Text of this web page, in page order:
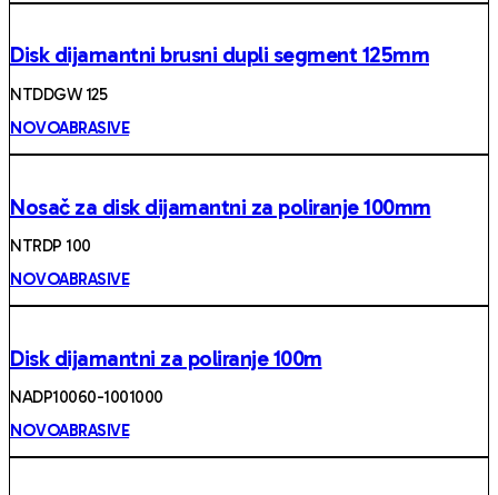
Disk dijamantni brusni dupli segment 125mm
NTDDGW 125
NOVOABRASIVE
Nosač za disk dijamantni za poliranje 100mm
NTRDP 100
NOVOABRASIVE
Disk dijamantni za poliranje 100m
NADP10060-1001000
NOVOABRASIVE